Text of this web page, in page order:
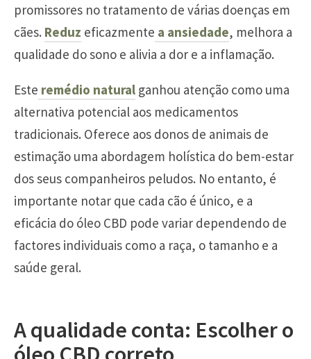
promissores no tratamento de várias doenças em
cães. Reduz eficazmente a ansiedade, melhora a
qualidade do sono e alivia a dor e a inflamação.
Este remédio natural ganhou atenção como uma
alternativa potencial aos medicamentos
tradicionais. Oferece aos donos de animais de
estimação uma abordagem holística do bem-estar
dos seus companheiros peludos. No entanto, é
importante notar que cada cão é único, e a
eficácia do óleo CBD pode variar dependendo de
factores individuais como a raça, o tamanho e a
saúde geral.
A qualidade conta: Escolher o